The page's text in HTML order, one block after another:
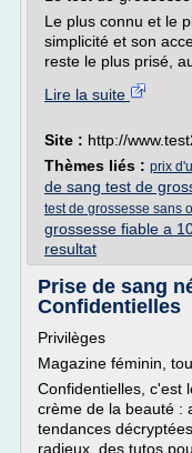
Le plus connu et le
simplicité et son
reste le plus prisé,
Lire la suite
Site : http://
Thèmes liés : prix
de sang test de
test de grossesse sans
grossesse fiable a
resultat
Prise de sang
Confidentielles
Privilèges
Magazine féminin,
Confidentielles, c'est
crème de la beauté :
tendances
radieux, des tutos